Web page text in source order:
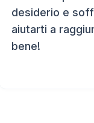
desiderio e
aiutarti a
bene!